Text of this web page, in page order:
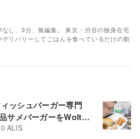
し、3分、無編集。 東京・渋谷の独身在宅
リバリーしてごはんを食べているだけの動
ッシュバーガー専門
サメバーガーをWoltで
みた
ALIS